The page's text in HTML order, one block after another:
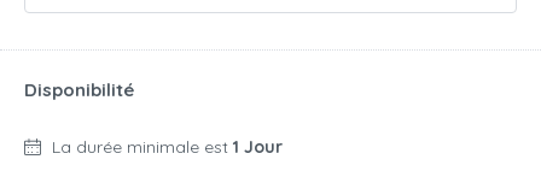
Disponibilité
La durée minimale est 1 Jour